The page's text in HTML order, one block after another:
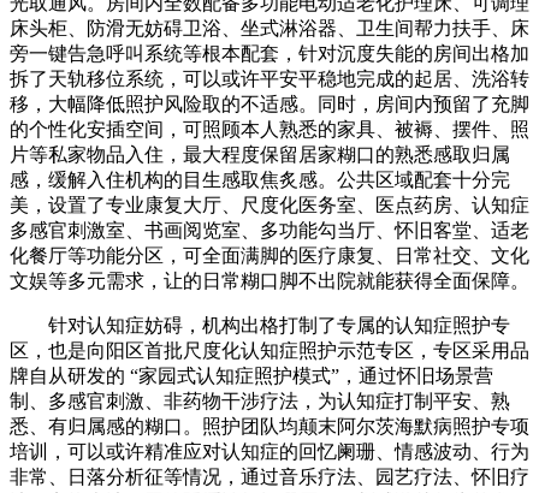
床头柜、防滑无妨碍卫浴、坐式淋浴器、卫生间帮力扶手、床
旁一键告急呼叫系统等根本配套，针对沉度失能的房间出格加
拆了天轨移位系统，可以或许平安平稳地完成的起居、洗浴转
移，大幅降低照护风险取的不适感。同时，房间内预留了充脚
的个性化安插空间，可照顾本人熟悉的家具、被褥、摆件、照
片等私家物品入住，最大程度保留居家糊口的熟悉感取归属
感，缓解入住机构的目生感取焦炙感。公共区域配套十分完
美，设置了专业康复大厅、尺度化医务室、医点药房、认知症
多感官刺激室、书画阅览室、多功能勾当厅、怀旧客堂、适老
化餐厅等功能分区，可全面满脚的医疗康复、日常社交、文化
文娱等多元需求，让的日常糊口脚不出院就能获得全面保障。
针对认知症妨碍，机构出格打制了专属的认知症照护专
区，也是向阳区首批尺度化认知症照护示范专区，专区采用品
牌自从研发的 “家园式认知症照护模式”，通过怀旧场景营
制、多感官刺激、非药物干涉疗法，为认知症打制平安、熟
悉、有归属感的糊口。照护团队均颠末阿尔茨海默病照护专项
培训，可以或许精准应对认知症的回忆阑珊、情感波动、行为
非常、日落分析征等情况，通过音乐疗法、园艺疗法、怀旧疗